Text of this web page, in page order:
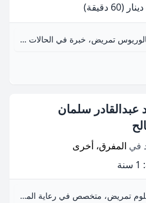
(60 دقيقة)
ممرض منزلي حاصل على بكالوريوس تمريض، خبرة في الحالات الصعبة والمزمنة، صبور ومتعاون مع أهالي المرضى.
عبدالقادر سلمان
في المفرق، أخرى
ممرض مسجل حاصل على دبلوم تمريض، متخصص في رعاية المرضى والإسعافات الأولية.